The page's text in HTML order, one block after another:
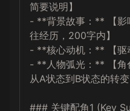
简要说明】
- **背景故事：** 【影
往经历，200字内】
- **核心动机：** 【驱
- **人物弧光：** 【角
从A状态到B状态的转变
### 关键配角1 (Key